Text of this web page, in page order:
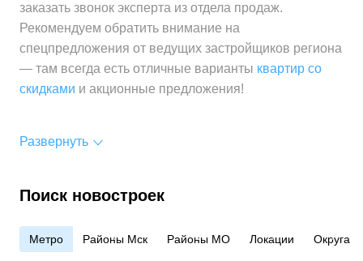
заказать звонок эксперта из отдела продаж.
Рекомендуем обратить внимание на
спецпредложения от ведущих застройщиков региона
— там всегда есть отличные варианты квартир со
скидками и акционные предложения!
Развернуть
Поиск новостроек
Метро Районы Мск Районы МО Локации Округа